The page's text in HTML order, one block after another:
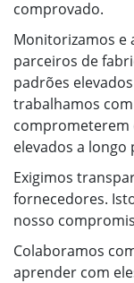
comprovado.
Monitorizamos e
parceiros de
padrões
trabalhamos
comprometerem
elevados a longo
Exigimos
fornecedores.
nosso
Colaboramos
aprender com